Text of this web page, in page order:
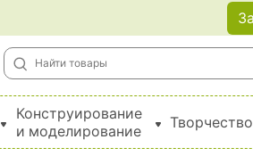
Конструирование
и моделирование
Творчество